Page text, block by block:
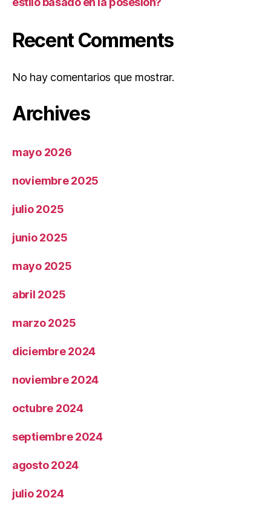
Recent Comments
No hay comentarios que mostrar.
Archives
mayo 2026
noviembre 2025
julio 2025
junio 2025
mayo 2025
abril 2025
marzo 2025
diciembre 2024
noviembre 2024
octubre 2024
septiembre 2024
agosto 2024
julio 2024